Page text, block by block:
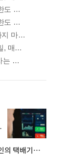
· 엘베 문 열리자 지팡이 '퍽'…노인의 택배기사 폭행 이유